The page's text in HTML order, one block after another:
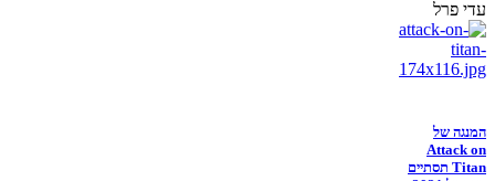
עדי פרל
המנגה של
Attack on
Titan תסתיים